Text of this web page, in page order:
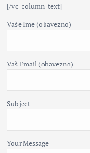
[/vc_column_text]
Vaše Ime (obavezno)
Vaš Email (obavezno)
Subject
Your Message